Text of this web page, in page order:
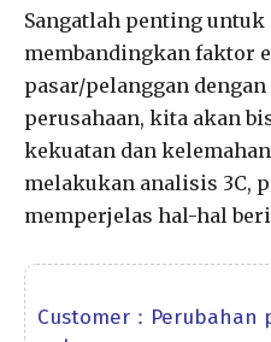
Sangatlah penting
membandingkan faktor
pasar/pelanggan
perusahaan, kita akan
kekuatan dan
melakukan analisis 3C,
memperjelas hal-hal
Customer：